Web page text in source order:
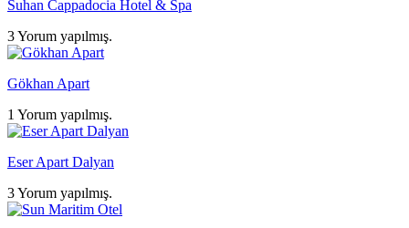
Suhan Cappadocia Hotel & Spa
3 Yorum yapılmış.
Gökhan Apart
1 Yorum yapılmış.
Eser Apart Dalyan
3 Yorum yapılmış.